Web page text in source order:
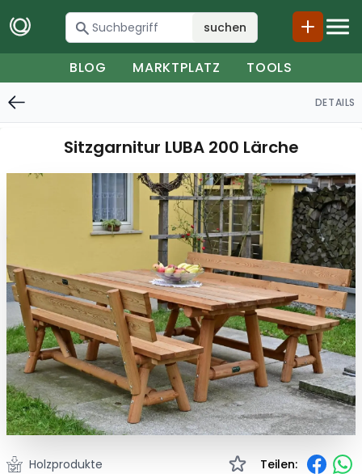
suchen
BLOG MARKTPLATZ TOOLS
DETAILS
Sitzgarnitur LUBA 200 Lärche
Holzprodukte Teilen: